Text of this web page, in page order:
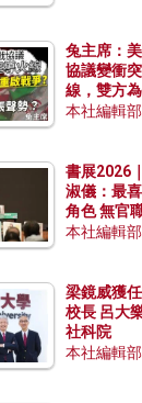
兔主席：
協議變衝
線，雙方
戰爭？伊朗
本社編輯部
書展2026
淑儀：最
角色 無官
包袱少
本社編輯部
梁鏡威獲
校長 呂大
社科院
本社編輯部